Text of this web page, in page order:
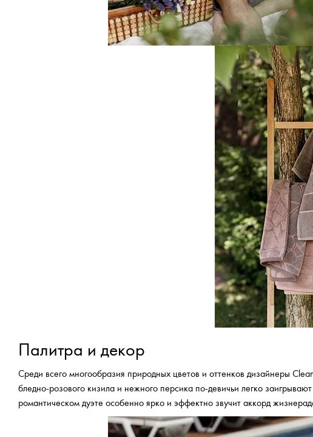
Палитра и декор
Среди всего многообразия природных цветов и оттенков дизайнеры
бледно-розового кизила и нежного персика по-девичьи легко
романтическом дуэте особенно ярко и эффектно звучит аккорд